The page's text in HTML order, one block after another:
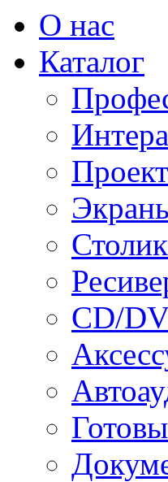
О нас
Каталог
CD/